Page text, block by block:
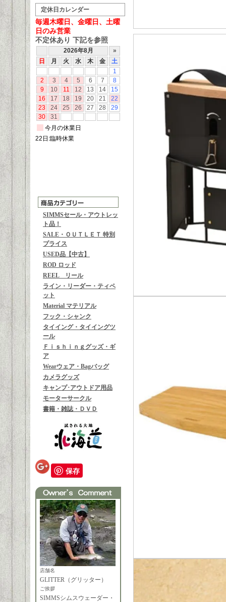
定休日カレンダー
毎週木曜日、金曜日、土曜
日のみ営業
不定休あり 下記を参照
SIMMSセール・アウトレッ
ト品！
SALE・ＯＵＴＬＥＴ 特別
プライス
USED品【中古】
ROD ロッド
REEL リール
ライン・リーダー・ティペ
ット
Material マテリアル
フック・シャンク
タイイング・タイイングツ
ール
Ｆｉｓｈｉｎｇグッズ・ギ
ア
Wearウェア・Bagバッグ
カメラグッズ
キャンプ･アウトドア用品
モーターサークル
書籍・雑誌・ＤＶＤ
保存
店舗名
GLITTER（グリッター）
ご挨拶
SIMMSシムスウェーダー・